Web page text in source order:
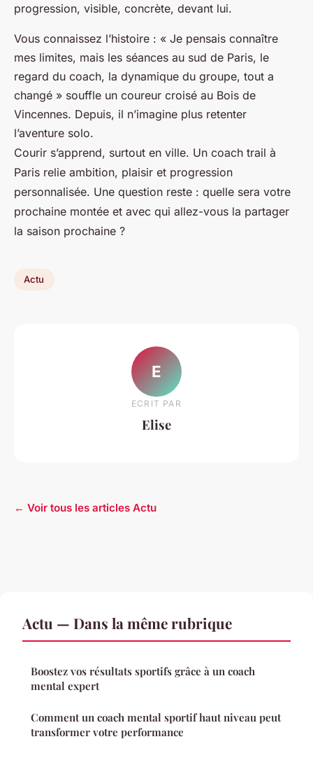
progression, visible, concrète, devant lui.
Vous connaissez l’histoire : « Je pensais connaître
mes limites, mais les séances au sud de Paris, le
regard du coach, la dynamique du groupe, tout a
changé » souffle un coureur croisé au Bois de
Vincennes. Depuis, il n’imagine plus retenter
l’aventure solo.
Courir s’apprend, surtout en ville. Un coach trail à
Paris relie ambition, plaisir et progression
personnalisée. Une question reste : quelle sera votre
prochaine montée et avec qui allez-vous la partager
la saison prochaine ?
Actu
E
ECRIT PAR
Elise
← Voir tous les articles Actu
Actu — Dans la même rubrique
Boostez vos résultats sportifs grâce à un coach
mental expert
Comment un coach mental sportif haut niveau peut
transformer votre performance